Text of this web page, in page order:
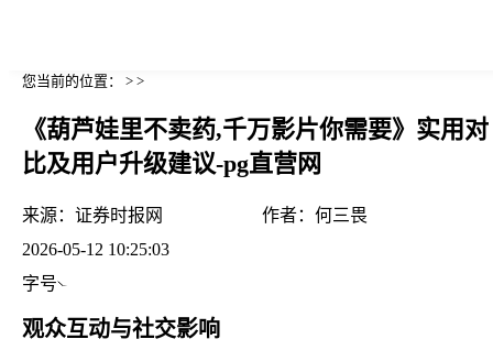
您当前的位置： > >
《葫芦娃里不卖药,千万影片你需要》实用对
比及用户升级建议-pg直营网
来源： 证券时报网 作者： 何三畏
2026-05-12 10:25:03
字号
观众互动与社交影响